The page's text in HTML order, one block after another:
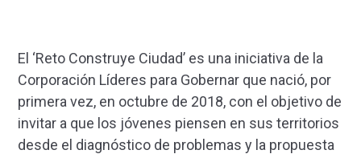
El ‘Reto Construye Ciudad’ es una iniciativa de la
Corporación Líderes para Gobernar que nació, por
primera vez, en octubre de 2018, con el objetivo de
invitar a que los jóvenes piensen en sus territorios
desde el diagnóstico de problemas y la propuesta